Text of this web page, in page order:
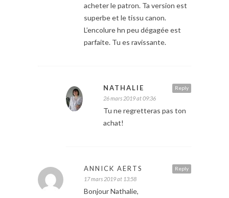
acheter le patron. Ta version est
superbe et le tissu canon.
L’encolure hn peu dégagée est
parfaite. Tu es ravissante.
Reply
NATHALIE
26 mars 2019 at 09:36
Tu ne regretteras pas ton
achat!
Reply
ANNICK AERTS
17 mars 2019 at 13:58
Bonjour Nathalie,